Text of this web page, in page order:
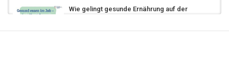
Wie gelingt gesunde Ernährung auf der